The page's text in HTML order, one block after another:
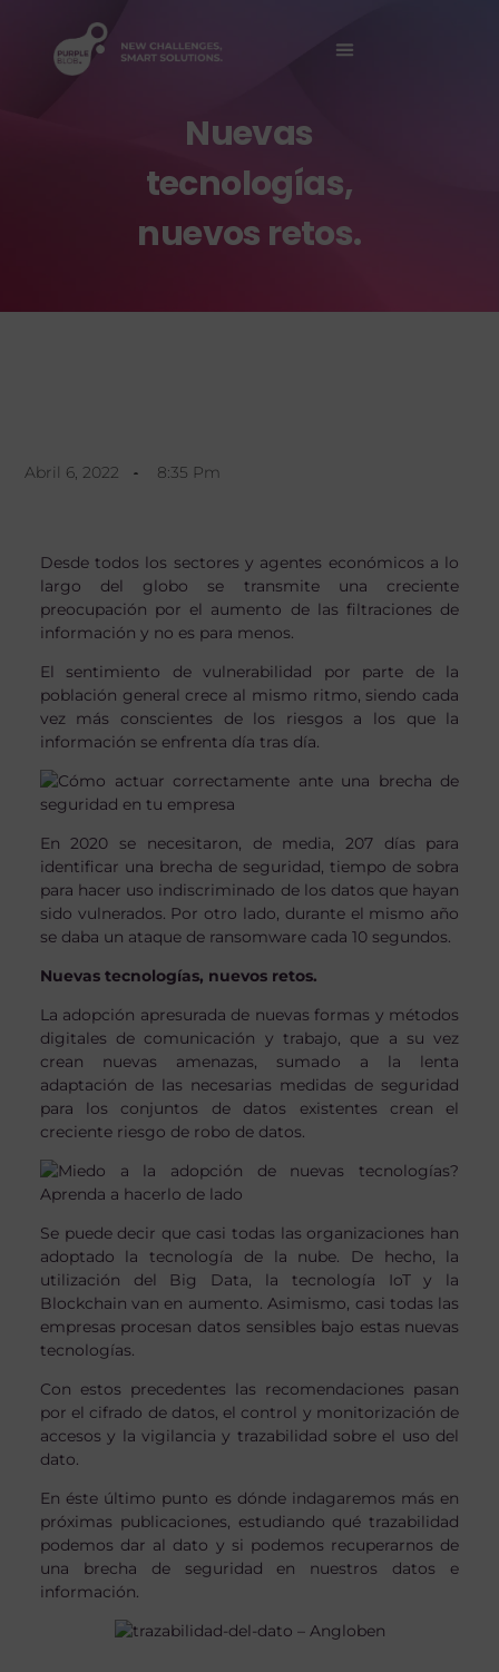
Nuevas
tecnologías,
nuevos retos.
Abril 6, 2022 8:35 Pm
Desde todos los sectores y agentes económicos a lo
largo del globo se transmite una creciente
preocupación por el aumento de las filtraciones de
información y no es para menos.
El sentimiento de vulnerabilidad por parte de la
población general crece al mismo ritmo, siendo cada
vez más conscientes de los riesgos a los que la
información se enfrenta día tras día.
En 2020 se necesitaron, de media, 207 días para
identificar una brecha de seguridad, tiempo de sobra
para hacer uso indiscriminado de los datos que hayan
sido vulnerados. Por otro lado, durante el mismo año
se daba un ataque de ransomware cada 10 segundos.
Nuevas tecnologías, nuevos retos.
La adopción apresurada de nuevas formas y métodos
digitales de comunicación y trabajo, que a su vez
crean nuevas amenazas, sumado a la lenta
adaptación de las necesarias medidas de seguridad
para los conjuntos de datos existentes crean el
creciente riesgo de robo de datos.
Se puede decir que casi todas las organizaciones han
adoptado la tecnología de la nube. De hecho, la
utilización del Big Data, la tecnología IoT y la
Blockchain van en aumento. Asimismo, casi todas las
empresas procesan datos sensibles bajo estas nuevas
tecnologías.
Con estos precedentes las recomendaciones pasan
por el cifrado de datos, el control y monitorización de
accesos y la vigilancia y trazabilidad sobre el uso del
dato.
En éste último punto es dónde indagaremos más en
próximas publicaciones, estudiando qué trazabilidad
podemos dar al dato y si podemos recuperarnos de
una brecha de seguridad en nuestros datos e
información.